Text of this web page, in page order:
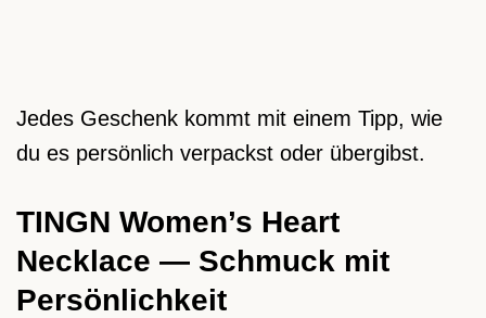
Jedes Geschenk kommt mit einem Tipp, wie
du es persönlich verpackst oder übergibst.
TINGN Women’s Heart
Necklace — Schmuck mit
Persönlichkeit